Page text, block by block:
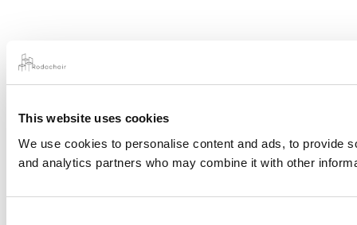
This website uses cookies
We use cookies to personalise content and ads, to provide
and analytics partners who may combine it with other